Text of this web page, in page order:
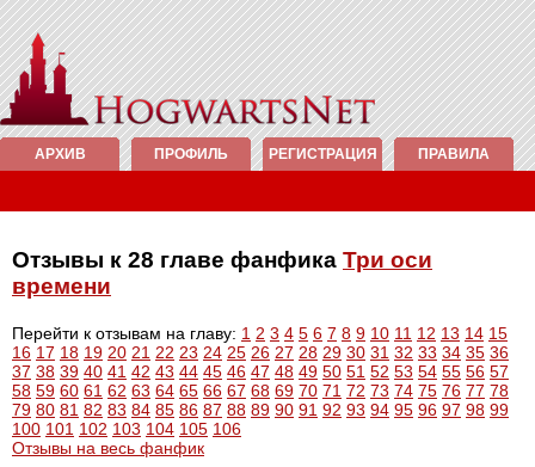
АРХИВ ПРОФИЛЬ РЕГИСТРАЦИЯ ПРАВИЛА
Отзывы к 28 главе фанфика Три оси
времени
Перейти к отзывам на главу: 1 2 3 4 5 6 7 8 9 10 11 12 13 14 15
16 17 18 19 20 21 22 23 24 25 26 27 28 29 30 31 32 33 34 35 36
37 38 39 40 41 42 43 44 45 46 47 48 49 50 51 52 53 54 55 56 57
58 59 60 61 62 63 64 65 66 67 68 69 70 71 72 73 74 75 76 77 78
79 80 81 82 83 84 85 86 87 88 89 90 91 92 93 94 95 96 97 98 99
100 101 102 103 104 105 106
Отзывы на весь фанфик